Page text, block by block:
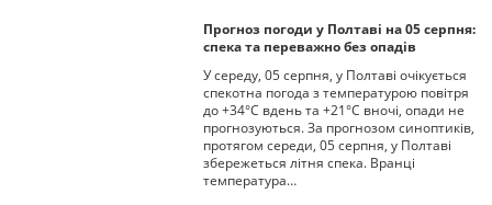
Прогноз погоди у Полтаві на 05 серпня:
спека та переважно без опадів
У середу, 05 серпня, у Полтаві очікується
спекотна погода з температурою повітря
до +34°С вдень та +21°С вночі, опади не
прогнозуються. За прогнозом синоптиків,
протягом середи, 05 серпня, у Полтаві
збережеться літня спека. Вранці
температура…